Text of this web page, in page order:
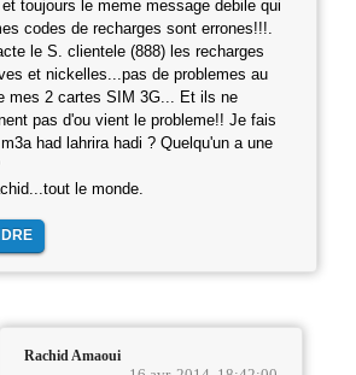
toujours le meme message debile qui
codes de recharges sont errones!!!.
le S. clientele (888) les recharges
et nickelles...pas de problemes au
mes 2 cartes SIM 3G... Et ils ne
pas d'ou vient le probleme!! Je fais
had lahrira hadi ? Quelqu'un a une
le monde.
Rachid Amaoui